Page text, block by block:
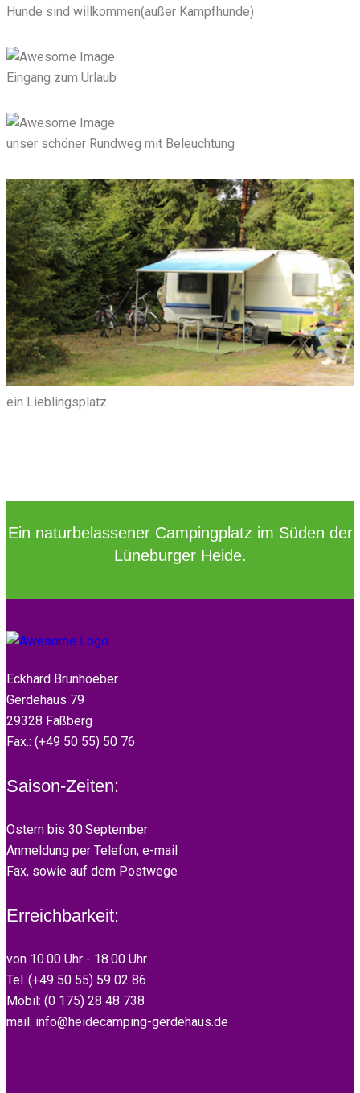
Hunde sind willkommen(außer Kampfhunde)
Eingang zum Urlaub
unser schöner Rundweg mit Beleuchtung
ein Lieblingsplatz
Ein naturbelassener Campingplatz im Süden der
Lüneburger Heide.
Eckhard Brunhoeber
Gerdehaus 79
29328 Faßberg
Fax.: (+49 50 55) 50 76
Saison-Zeiten:
Ostern bis 30.September
Anmeldung per Telefon, e-mail
Fax, sowie auf dem Postwege
Erreichbarkeit:
von 10.00 Uhr - 18.00 Uhr
Tel.:(+49 50 55) 59 02 86
Mobil: (0 175) 28 48 738
mail: info@heidecamping-gerdehaus.de